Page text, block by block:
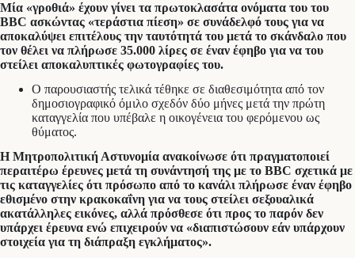
Μία «γροθιά» έχουν γίνει τα πρωτοκλασάτα ονόματα του του
BBC ασκώντας «τεράστια πίεση» σε συνάδελφό τους για να
αποκαλύψει επιτέλους την ταυτότητά του μετά το σκάνδαλο που
τον θέλει να πλήρωσε 35.000 λίρες σε έναν έφηβο για να του
στείλει αποκαλυπτικές φωτογραφίες του.
Ο παρουσιαστής τελικά τέθηκε σε διαθεσιμότητα από τον
δημοσιογραφικό όμιλο σχεδόν δύο μήνες μετά την πρώτη
καταγγελία που υπέβαλε η οικογένεια του φερόμενου ως
θύματος.
Η Μητροπολιτική Αστυνομία ανακοίνωσε ότι πραγματοποιεί
περαιτέρω έρευνες μετά τη συνάντησή της με το BBC σχετικά με
τις καταγγελίες ότι πρόσωπο από το κανάλι πλήρωσε έναν έφηβο
εθισμένο στην κρακοκαΐνη για να τους στείλει σεξουαλικά
ακατάλληλες εικόνες, αλλά πρόσθεσε ότι προς το παρόν δεν
υπάρχει έρευνα ενώ επιχειρούν να «διαπιστώσουν εάν υπάρχουν
στοιχεία για τη διάπραξη εγκλήματος».